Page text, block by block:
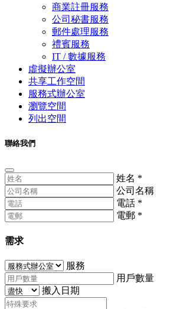
商業註冊服務
公司秘書服務
郵件處理服務
禮賓服務
IT / 數據服務
虛擬辦公室
共享工作空間
服務式辦公室
瀏覽空間
列出空間
聯絡我們
姓名 *
公司名稱
電話 *
電郵 *
需求
服務
用戶數量
搬入日期